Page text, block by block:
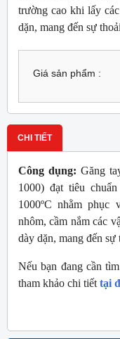
trường cao khi lấy
dặn, mang đến sự
Giá sản phẩm :
CHI TIẾT
Công dụng: Găng
1000) đạt tiêu
1000ºC nhằm
nhôm, cầm nắm các
dày dặn, mang đến
Nếu bạn đang cần
tham khảo chi tiết tại